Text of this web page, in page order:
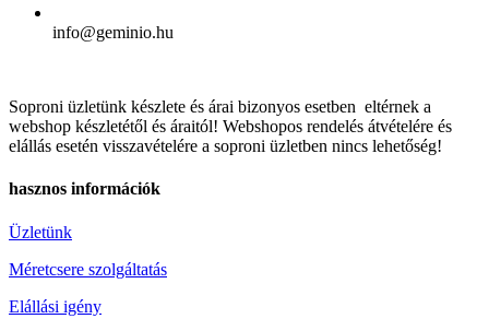
info@geminio.hu
Soproni üzletünk készlete és árai bizonyos esetben eltérnek a
webshop készletétől és áraitól! Webshopos rendelés átvételére és
elállás esetén visszavételére a soproni üzletben nincs lehetőség!
hasznos információk
Üzletünk
Méretcsere szolgáltatás
Elállási igény